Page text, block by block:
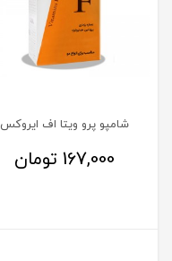
شامپو پرو ویتا اف ایروکس
167,000 تومان